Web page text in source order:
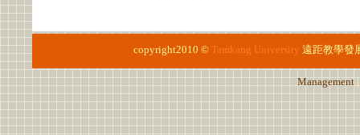
copyright2010 © Tamkang University 遠距教學發
Management